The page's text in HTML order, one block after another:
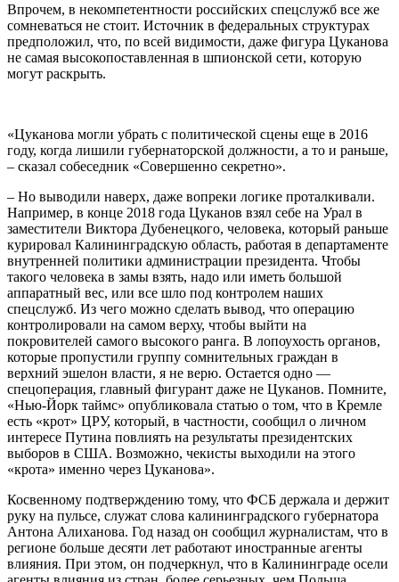
Впрочем, в некомпетентности российских спецслужб все же
сомневаться не стоит. Источник в федеральных структурах
предположил, что, по всей видимости, даже фигура Цуканова
не самая высокопоставленная в шпионской сети, которую
могут раскрыть.
«Цуканова могли убрать с политической сцены еще в 2016
году, когда лишили губернаторской должности, а то и раньше,
– сказал собеседник «Совершенно секретно».
– Но выводили наверх, даже вопреки логике проталкивали.
Например, в конце 2018 года Цуканов взял себе на Урал в
заместители Виктора Дубенецкого, человека, который раньше
курировал Калининградскую область, работая в департаменте
внутренней политики администрации президента. Чтобы
такого человека в замы взять, надо или иметь большой
аппаратный вес, или все шло под контролем наших
спецслужб. Из чего можно сделать вывод, что операцию
контролировали на самом верху, чтобы выйти на
покровителей самого высокого ранга. В лопоухость органов,
которые пропустили группу сомнительных граждан в
верхний эшелон власти, я не верю. Остается одно —
спецоперация, главный фигурант даже не Цуканов. Помните,
«Нью-Йорк таймс» опубликовала статью о том, что в Кремле
есть «крот» ЦРУ, который, в частности, сообщил о личном
интересе Путина повлиять на результаты президентских
выборов в США. Возможно, чекисты выходили на этого
«крота» именно через Цуканова».
Косвенному подтверждению тому, что ФСБ держала и держит
руку на пульсе, служат слова калининградского губернатора
Антона Алиханова. Год назад он сообщил журналистам, что в
регионе больше десяти лет работают иностранные агенты
влияния. При этом, он подчеркнул, что в Калининграде осели